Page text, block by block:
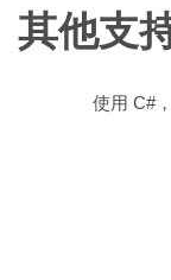
其他支
使用 C#